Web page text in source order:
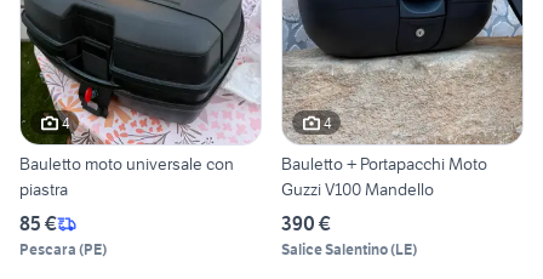
4
Bauletto moto universale con
piastra
85 €
Pescara (PE)
4
Bauletto + Portapacchi Moto
Guzzi V100 Mandello
390 €
Salice Salentino(LE)